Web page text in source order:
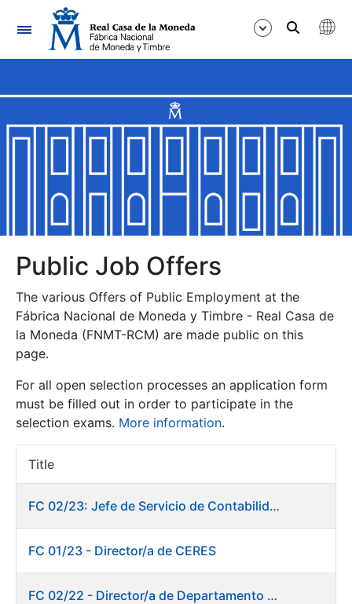
Navigation
Show/Hide
Show/Hide
Show/Hide
Show/Hide
Show/Hide
Show/Hide
Public Job Offers
The various Offers of Public Employment at the
Fábrica Nacional de Moneda y Timbre - Real Casa de
la Moneda (FNMT-RCM) are made public on this
page.
For all open selection processes an application form
must be filled out in order to participate in the
selection exams. More information.
Title
Item
FC 02/23: Jefe de Servicio de Contabilidad
FC 01/23 - Director/a de CERES
FC 02/22 - Director/a de Departamento de Fábrica de Papel en Burgos